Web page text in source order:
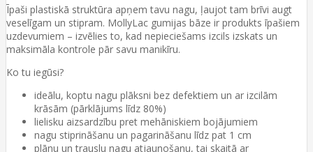
Īpaši plastiskā struktūra apņem tavu nagu, ļaujot tam brīvi augt
veselīgam un stipram. MollyLac gumijas bāze ir produkts īpašiem
uzdevumiem – izvēlies to, kad nepieciešams izcils izskats un
maksimāla kontrole pār savu manikīru.
Ko tu iegūsi?
ideālu, koptu nagu plāksni bez defektiem un ar izcilām
krāsām (pārklājums līdz 80%)
lielisku aizsardzību pret mehāniskiem bojājumiem
nagu stiprināšanu un pagarināšanu līdz pat 1 cm
plānu un trauslu nagu atjaunošanu, tai skaitā ar